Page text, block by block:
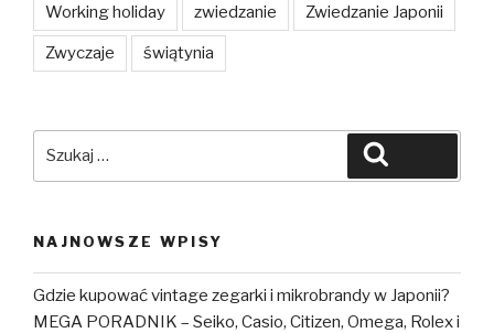
Working holiday zwiedzanie Zwiedzanie Japonii
Zwyczaje świątynia
NAJNOWSZE WPISY
Gdzie kupować vintage zegarki i mikrobrandy w Japonii?
MEGA PORADNIK – Seiko, Casio, Citizen, Omega, Rolex i